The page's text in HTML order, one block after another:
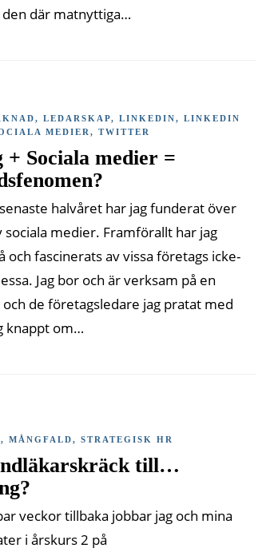
den där matnyttiga…
, LEDARSKAP, LINKEDIN, LINKEDIN
MEDIER , TWITTER
+ Sociala medier =
halvåret har jag funderat över
sociala medier. Framförallt har jag
och fascinerats av vissa företags icke-
Jag bor och är verksam på en
de företagsledare jag pratat med
knappt om…
, MÅNGFALD, STRATEGISK HR
till…
veckor tillbaka jobbar jag och mina
i årskurs 2 på